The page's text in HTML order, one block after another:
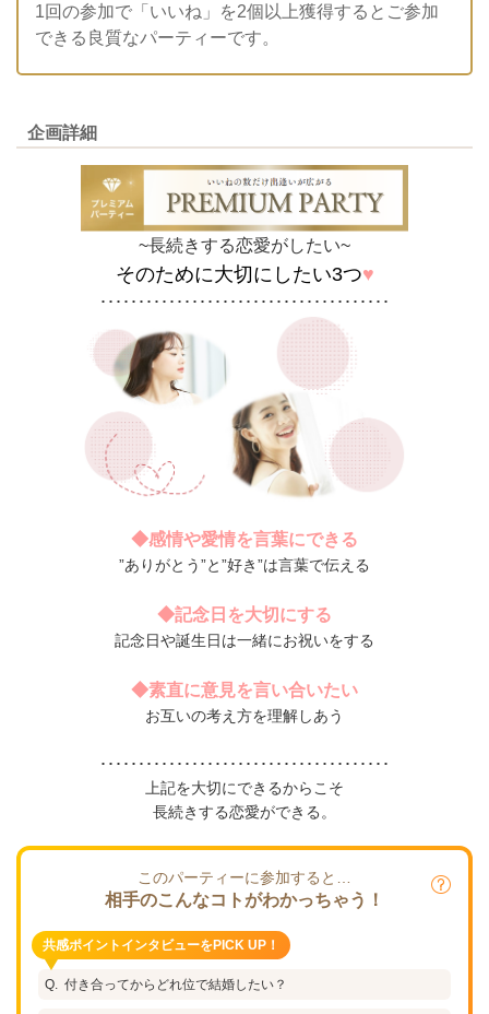
1回の参加で「いいね」を2個以上獲得するとご参加
できる良質なパーティーです。
企画詳細
~長続きする恋愛がしたい~
そのために大切にしたい3つ♥
･･････････････････････････････････････
◆感情や愛情を言葉にできる
”ありがとう”と”好き”は言葉で伝える
◆記念日を大切にする
記念日や誕生日は一緒にお祝いをする
◆素直に意見を言い合いたい
お互いの考え方を理解しあう
･･････････････････････････････････････
上記を大切にできるからこそ
長続きする恋愛ができる。
このパーティーに参加すると…
相手のこんなコトがわかっちゃう！
共感ポイントインタビューをPICK UP！
付き合ってからどれ位で結婚したい？